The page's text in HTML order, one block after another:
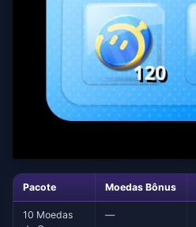
Pacote Moedas Bônus
10 Moedas
—